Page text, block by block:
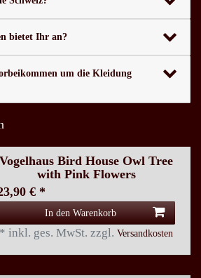
bietet Ihr an?
um die Kleidung
Vogelhaus Bird House Owl Tree
with Pink Flowers
€ *
In den Warenkorb
* inkl. ges. MwSt. zzgl. Versandkosten